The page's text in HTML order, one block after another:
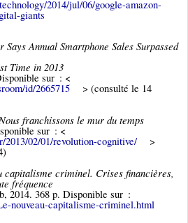
2014/jul/06/google-amazon-
giants
Says Annual Smartphone Sales Surpassed
Time in 2013
sur : <
id/2665715 > (consulté le 14
franchissons le mur du temps
sur : <
02/01/revolution-cognitive/ >
capitalisme criminel. Crises financières,
fréquence
2014. 368 p. Disponible sur :
nouveau-capitalisme-criminel.html